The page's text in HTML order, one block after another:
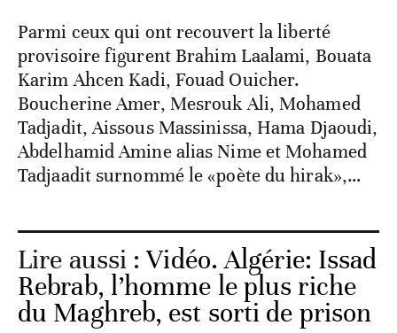
Parmi ceux qui ont recouvert la liberté
provisoire figurent Brahim Laalami, Bouata
Karim Ahcen Kadi, Fouad Ouicher.
Boucherine Amer, Mesrouk Ali, Mohamed
Tadjadit, Aissous Massinissa, Hama Djaoudi,
Abdelhamid Amine alias Nime et Mohamed
Tadjaadit surnommé le «poète du hirak»,…
Lire aussi :Vidéo. Algérie: Issad
Rebrab, l’homme le plus riche
du Maghreb, est sorti de prison